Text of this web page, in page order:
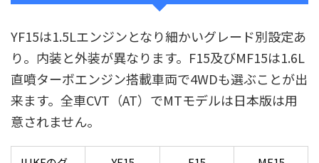
YF15は1.5Lエンジンとなり細かいグレード別設定あ
り。内装と外装が異なります。F15及びMF15は1.6L
直噴ターボエンジン搭載車両で4WDも選ぶことが出
来ます。全車CVT（AT）でMTモデルは日本版は用
意されません。